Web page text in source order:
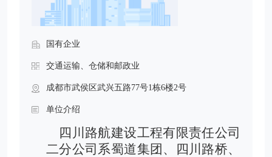
国有企业
交通运输、仓储和邮政业
成都市武侯区武兴五路77号1栋6楼2号
单位介绍
四川路航建设工程有限责任公司
二分公司系蜀道集团、四川路桥、